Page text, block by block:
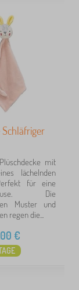
Schläfriger
mit
lächelnden
für eine
Die
Muster und
regen die...
€